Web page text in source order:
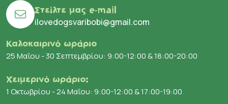
Στείλτε μας e-mail
ilovedogsvaribobi@gmail.com
Καλοκαιρινό ωράριο
25 Μαΐου - 30 Σεπτεμβρίου: 9:00-12:00 & 18:00-20:00
Χειμερινό ωράριο:
1 Οκτωβρίου - 24 Μαΐου: 9:00-12:00 & 17:00-19:00